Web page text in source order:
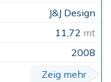
J&J Design
11,72 mt
2008
Zeig mehr